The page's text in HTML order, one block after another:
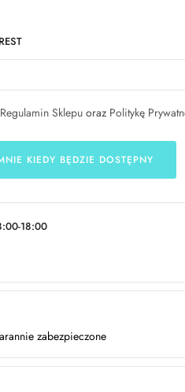
Regulamin Sklepu oraz Politykę
KIEDY BĘDZIE DOSTĘPNY
18:00
zabezpieczone